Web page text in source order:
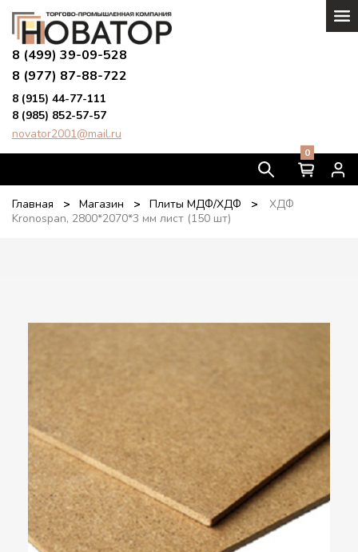
8 (915) 44-77-111
8 (985) 852-57-57
novator2001@mail.ru
8 (499) 39-09-528
8 (977) 87-88-722
0
Главная > Магазин > Плиты МДФ/ХДФ >
ХДФ
Kronospan, 2800*2070*3 мм лист (150 шт)